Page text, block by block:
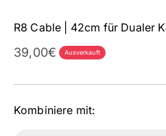
R8 Cable | 42cm für Dualer
Angebot
39,00€ Ausverkauft
Kombiniere mit: